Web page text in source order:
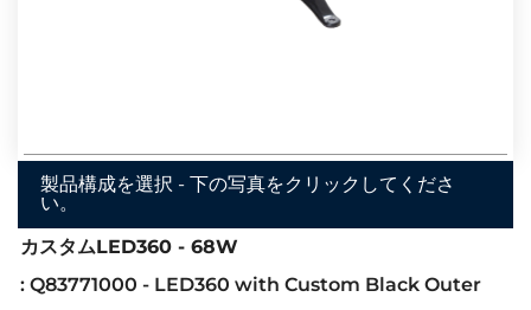
製品構成を選択 - 下の写真をクリックしてくださ
い。
カスタムLED360 - 68W
: Q83771000 - LED360 with Custom Black Outer